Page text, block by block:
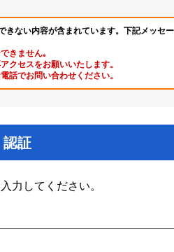
ない内容が含まれています。下記メッセ
きません｡
クセスをお願いいたします。
話でお問い合わせください。
認証
力してください。